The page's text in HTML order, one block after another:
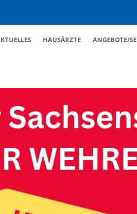
HAUSÄRZTE ANGEBOTE/